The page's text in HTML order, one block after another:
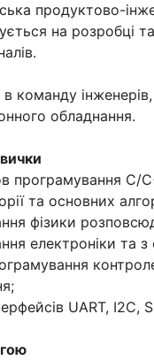
продуктово-
на розробці
команду
обладнання.
програмування С/
та основних
фізики
електроніки та з
UART, I2C,